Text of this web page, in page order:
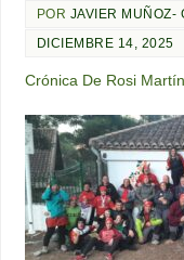
POR JAVIER MUÑOZ-
DICIEMBRE 14, 2025
Crónica De Rosi